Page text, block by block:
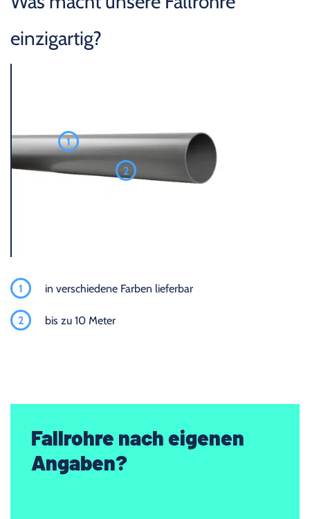
einzigartig?
1
2
1 in verschiedene Farben lieferbar
2 bis zu 10 Meter
Fallrohre nach eigenen
Angaben?